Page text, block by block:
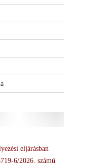
eljárásban
6/2026. számú